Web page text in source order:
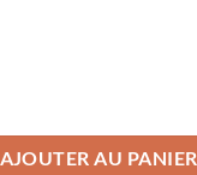
AJOUTER AU PANIER